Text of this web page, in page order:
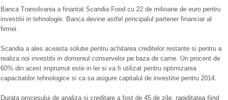
Banca Transilvania a finantat Scandia Food cu 22 de milioane de euro pentru
investitii in tehnologie. Banca devine astfel principalul partener financiar al
firmei.
Scandia a ales aceasta solutie pentru achitarea creditelor restante si pentru a
realiza noi investitii in domeniul conservelor pe baza de carne. Un procent de
60% din acest imprumut este in lei si va fi utilizat pentru optimizarea
capacitatilor tehnologice si ca sa asigure capitalul de investitie pentru 2014.
Durata procesului de analiza si creditare a fost de 45 de zile, rapiditatea fiind